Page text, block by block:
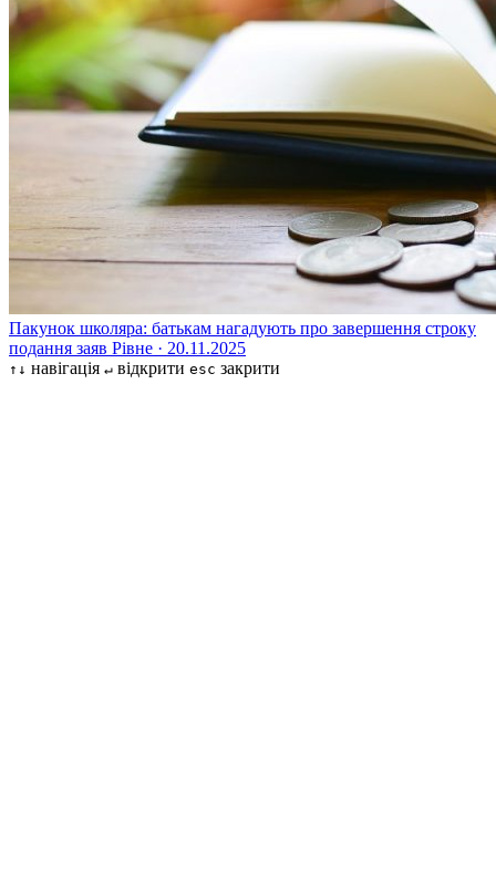
Пакунок школяра: батькам нагадують про завершення строку
подання заяв Рівне · 20.11.2025
↑↓ навігація ↵ відкрити esc закрити